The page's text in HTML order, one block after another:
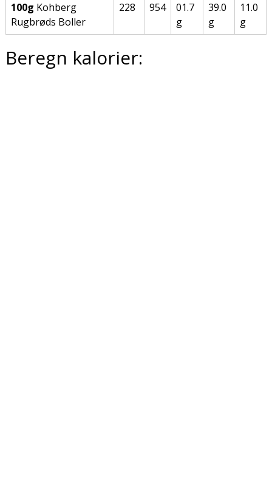
100g Kohberg
Rugbrøds Boller
228 954
01.7
g
39.0
g
11.0
g
Beregn kalorier: